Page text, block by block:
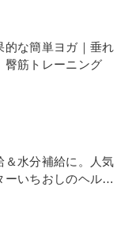
的な簡単ヨガ｜垂れ
臀筋トレーニング
＆水分補給に。人気
ーいちおしのヘルシ